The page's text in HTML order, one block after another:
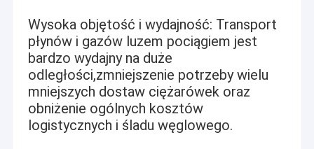
Wysoka objętość i wydajność: Transport
płynów i gazów luzem pociągiem jest
bardzo wydajny na duże
odległości,zmniejszenie potrzeby wielu
mniejszych dostaw ciężarówek oraz
obniżenie ogólnych kosztów
logistycznych i śladu węglowego.